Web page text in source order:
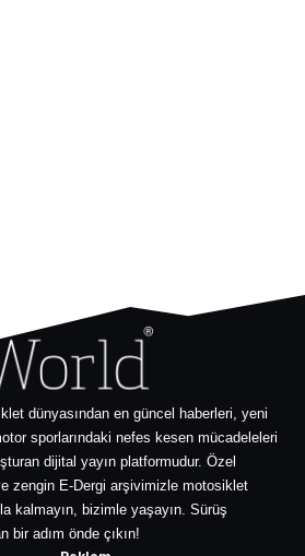
dünyasından en güncel haberleri, yeni
sporlarındaki nefes kesen mücadeleleri
dijital yayın platformudur. Özel
zengin E-Dergi arşivimizle motosiklet
kalmayın, bizimle yaşayın. Sürüş
bir adım önde çıkın!